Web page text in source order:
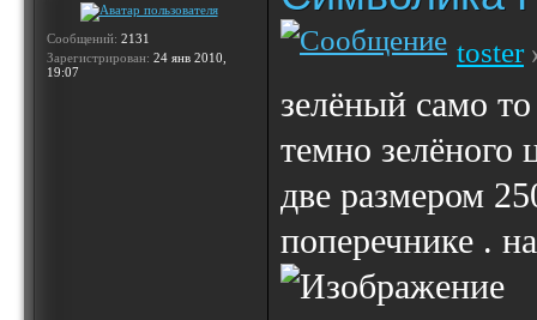
Сообщений: 2131
Зарегистрирован: 24 янв 2010,
19:07
toster
зелёный само
темно зелёного
две размером
поперечнике .